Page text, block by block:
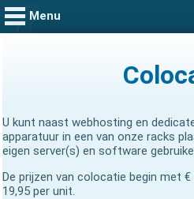
Menu
U kunt naast webhosting en
apparatuur in een van onze racks
eigen server(s) en software
De prijzen van colocatie begin met
19,95 per unit.